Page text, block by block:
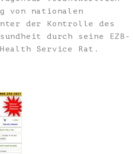
von nationalen
der Kontrolle des
durch seine EZB-
Service Rat.